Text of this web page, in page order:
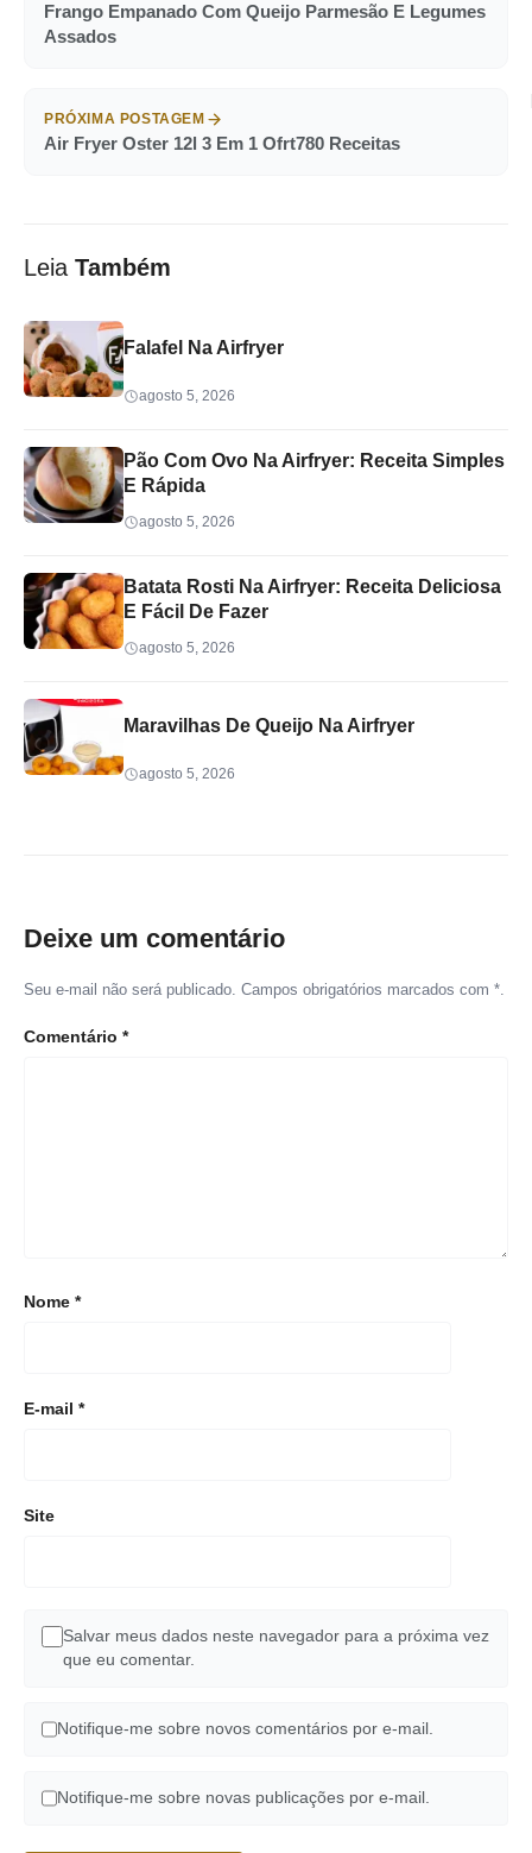
Frango Empanado Com Queijo Parmesão E Legumes
Assados
PRÓXIMA POSTAGEM
Air Fryer Oster 12l 3 Em 1 Ofrt780 Receitas
Leia Também
Falafel Na Airfryer
agosto 5, 2026
Pão Com Ovo Na Airfryer: Receita Simples
E Rápida
agosto 5, 2026
Batata Rosti Na Airfryer: Receita Deliciosa
E Fácil De Fazer
agosto 5, 2026
Maravilhas De Queijo Na Airfryer
agosto 5, 2026
Deixe um comentário
Seu e-mail não será publicado. Campos obrigatórios marcados com *.
Comentário *
Nome *
E-mail *
Site
Salvar meus dados neste navegador para a próxima vez
que eu comentar.
Notifique-me sobre novos comentários por e-mail.
Notifique-me sobre novas publicações por e-mail.